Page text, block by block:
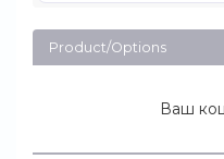
Product/Options
Ваш